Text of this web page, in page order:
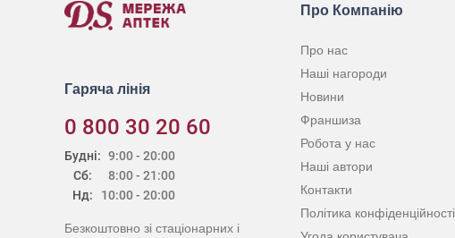
Гаряча лінія
0 800 30 20 60
Будні:
Сб:
Нд:
9:00 - 20:00
8:00 - 21:00
10:00 - 20:00
Безкоштовно зі стаціонарних і
Про Компанію
Про нас
Наші нагороди
Новини
Франшиза
Робота у нас
Наші автори
Контакти
Політика конфіденційності